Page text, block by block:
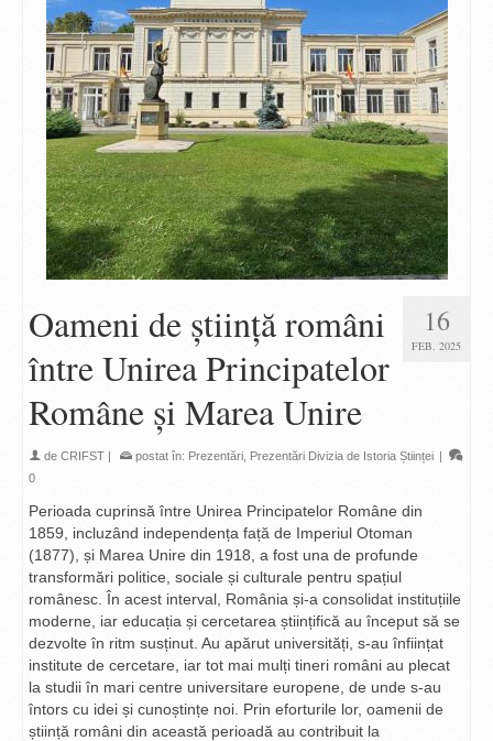
16
FEB. 2025
Oameni de știință români
între Unirea Principatelor
Române și Marea Unire
de CRIFST | postat în: Prezentări Prezentări Divizia de Istoria Științei |
0
Perioada cuprinsă între Unirea Principatelor Române din
1859, incluzând independența față de Imperiul Otoman
(1877), și Marea Unire din 1918, a fost una de profunde
transformări politice, sociale și culturale pentru spațiul
românesc. În acest interval, România și-a consolidat instituțiile
moderne, iar educația și cercetarea științifică au început să se
dezvolte în ritm susținut. Au apărut universități, s-au înființat
institute de cercetare, iar tot mai mulți tineri români au plecat
la studii în mari centre universitare europene, de unde s-au
întors cu idei și cunoștințe noi. Prin eforturile lor, oamenii de
știință români din această perioadă au contribuit la